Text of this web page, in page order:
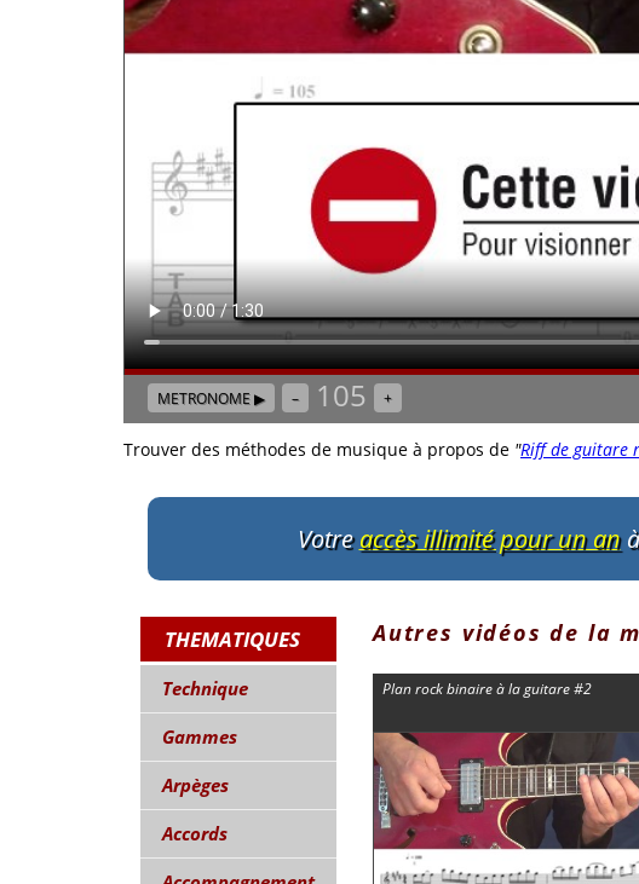
METRONOME ▶ – 105 +
Trouver des méthodes de musique à propos de "Riff de guitare
Votreaccès illimité pour un an
THEMATIQUES
Technique
Gammes
Arpèges
Accords
Autres vidéos de la
Plan rock binaire à la guitare #2